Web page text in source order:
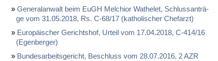
Ge­ne­ral­an­walt beim EuGH Mel­chi­or Wa­the­let, Schluss­an­trä­
ge vom 31.05.2018, Rs. C-68/17 (ka­tho­li­scher Chef­arzt)
Eu­ro­päi­scher Ge­richts­hof, Ur­teil vom 17.04.2018, C-414/16
(Egen­ber­ger)
Bun­des­ar­beits­ge­richt, Be­schluss vom 28.07.2016, 2 AZR